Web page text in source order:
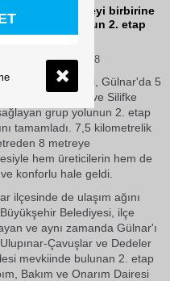
5 mahalleyi birbirine
grup yolunun 2. etap
Perşembe 11:28
Belediyesi, Gülnar'da 5
bağlayan ve Silifke
grup yolunun 2. etap
tamamladı. 7,5 kilometrelik
8 metreye
hem üreticilerin hem de
konforlu hale geldi.
ilçesinde de ulaşım ağını
Belediyesi, ilçe
ve aynı zamanda Gülnar'ı
Çavuşlar ve Dedeler
mevkiinde bulunan 2. etap
Bakım ve Onarım Dairesi